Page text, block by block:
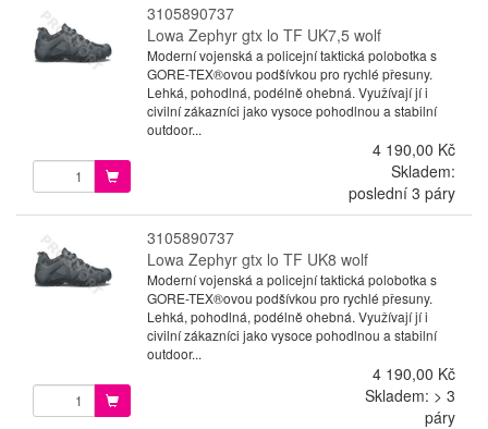
3105890737
Lowa Zephyr gtx lo TF UK7,5 wolf
Moderní vojenská a policejní taktická polobotka s
GORE-TEX®ovou podšívkou pro rychlé přesuny.
Lehká, pohodlná, podélně ohebná. Využívají jí i
civilní zákazníci jako vysoce pohodlnou a stabilní
outdoor...
4 190,00 Kč
Skladem:
poslední 3 páry
3105890737
Lowa Zephyr gtx lo TF UK8 wolf
Moderní vojenská a policejní taktická polobotka s
GORE-TEX®ovou podšívkou pro rychlé přesuny.
Lehká, pohodlná, podélně ohebná. Využívají jí i
civilní zákazníci jako vysoce pohodlnou a stabilní
outdoor...
4 190,00 Kč
Skladem: > 3
páry